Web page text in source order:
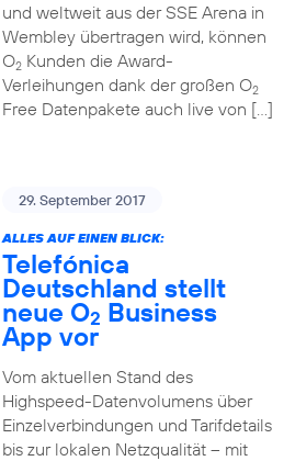
und weltweit aus der SSE Arena in
Wembley übertragen wird, können
O2Kunden die Award-
Verleihungen dank der großen O2
Free Datenpakete auch live von […]
29. September 2017
ALLES AUF EINEN BLICK:
Telefónica
Deutschland stellt
neue O2 Business
App vor
Vom aktuellen Stand des
Highspeed-Datenvolumens über
Einzelverbindungen und Tarifdetails
bis zur lokalen Netzqualität – mit